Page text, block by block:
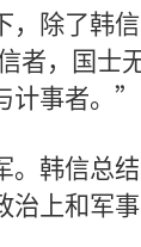
，除了韩
，国士
计事者。”
。韩信
上和军